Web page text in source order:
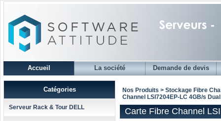
Accueil La société Demande de devis
Catégories
Serveur Rack & Tour DELL
Nos Produits > Stockage Fibre
Channel LSI7204EP-LC 4GB/s
Carte Fibre Channel